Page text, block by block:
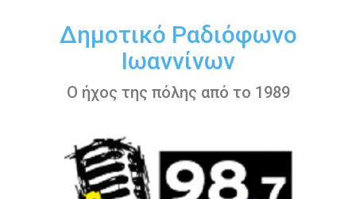
περιεχόμενοΔημοτικό Ραδιόφωνο
Ιωαννίνων
Ο ήχος της πόλης από το 1989